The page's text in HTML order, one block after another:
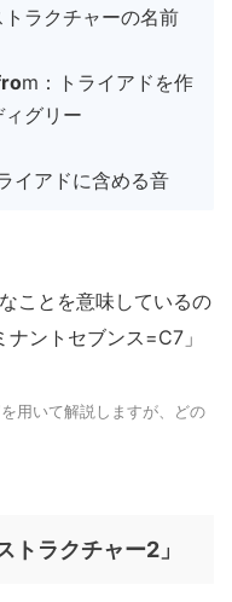
トラクチャーの名前
m：トライアドを作
グリー
イアドに含める音
ことを意味しているの
ントセブンス=C7」
用いて解説しますが、どの
トラクチャー2」